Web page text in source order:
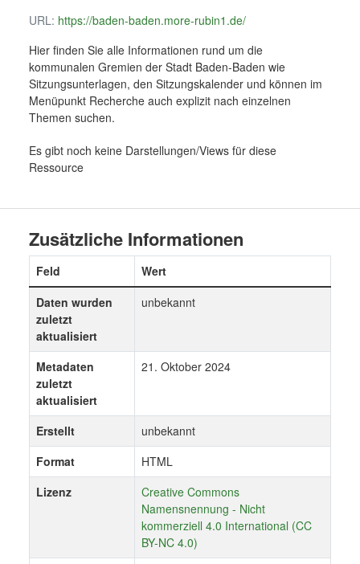
URL: https://baden-baden.more-rubin1.de/
Hier finden Sie alle Informationen rund um die
kommunalen Gremien der Stadt Baden-Baden wie
Sitzungsunterlagen, den Sitzungskalender und können im
Menüpunkt Recherche auch explizit nach einzelnen
Themen suchen.
Es gibt noch keine Darstellungen/Views für diese
Ressource
Zusätzliche Informationen
Feld
Wert
Daten wurden
zuletzt
aktualisiert
unbekannt
Metadaten
zuletzt
aktualisiert
21. Oktober 2024
Erstellt
unbekannt
Format
HTML
Lizenz
Creative Commons
Namensnennung - Nicht
kommerziell 4.0 International (CC
BY-NC 4.0)